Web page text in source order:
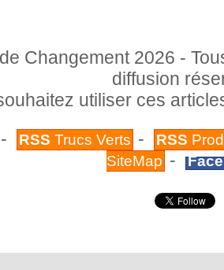
Changement 2026 -
diffusion
utiliser ces
- RSS Trucs Verts - RSS
SiteMap -